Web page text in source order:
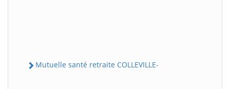
Mutuelle santé retraite COLLEVILLE-